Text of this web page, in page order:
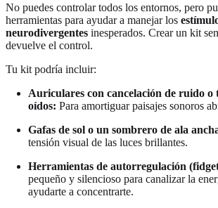
No puedes controlar todos los entornos, pero
herramientas para ayudar a manejar los
neurodivergentes inesperados. Crear un kit
devuelve el control.
Tu kit podría incluir:
Auriculares con cancelación de ruido o
oídos: Para amortiguar paisajes sonoros
Gafas de sol o un sombrero de ala
tensión visual de las luces brillantes.
Herramientas de autorregulación
pequeño y silencioso para canalizar la
ayudarte a concentrarte.